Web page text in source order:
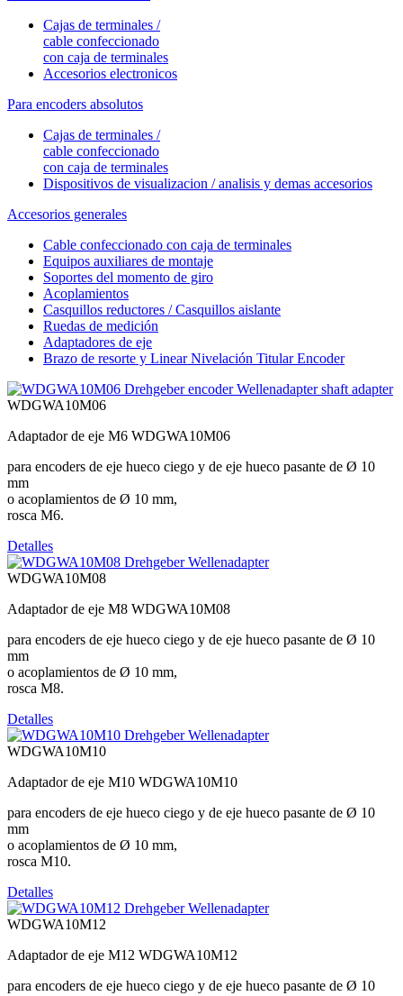
Cajas de terminales /
cable confeccionado
con caja de terminales
Accesorios electronicos
Para encoders absolutos
Cajas de terminales /
cable confeccionado
con caja de terminales
Dispositivos de visualizacion / analisis y demas accesorios
Accesorios generales
Cable confeccionado con caja de terminales
Equipos auxiliares de montaje
Soportes del momento de giro
Acoplamientos
Casquillos reductores / Casquillos aislante
Ruedas de medición
Adaptadores de eje
Brazo de resorte y Linear Nivelación Titular Encoder
WDGWA10M06
Adaptador de eje M6 WDGWA10M06
para encoders de eje hueco ciego y de eje hueco pasante de Ø 10
mm
o acoplamientos de Ø 10 mm,
rosca M6.
Detalles
WDGWA10M08
Adaptador de eje M8 WDGWA10M08
para encoders de eje hueco ciego y de eje hueco pasante de Ø 10
mm
o acoplamientos de Ø 10 mm,
rosca M8.
Detalles
WDGWA10M10
Adaptador de eje M10 WDGWA10M10
para encoders de eje hueco ciego y de eje hueco pasante de Ø 10
mm
o acoplamientos de Ø 10 mm,
rosca M10.
Detalles
WDGWA10M12
Adaptador de eje M12 WDGWA10M12
para encoders de eje hueco ciego y de eje hueco pasante de Ø 10